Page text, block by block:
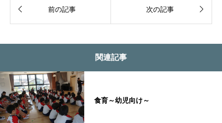
 前の記事 次の記事 
関連記事
食育～幼児向け～